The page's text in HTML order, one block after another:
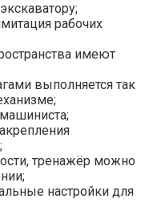
рабочих
имеют
выполняется так
тренажёр можно
настройки для